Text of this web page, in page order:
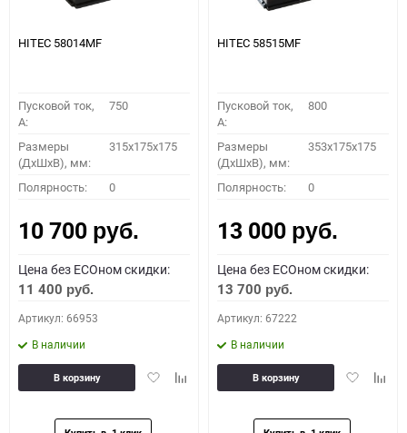
HITEC 58014MF
Пусковой ток,
A:
750
Размеры
(ДхШхВ), мм:
315x175x175
Полярность: 0
10 700 руб.
Цена без ECOном скидки:
11 400 руб.
Артикул: 66953
В наличии
ДобавитьДобавить
В корзину
HITEC 58515MF
Пусковой ток,
A:
800
Размеры
(ДхШхВ), мм:
353x175x175
Полярность: 0
13 000 руб.
Цена без ECOном скидки:
13 700 руб.
Артикул: 67222
В наличии
Добавить
В корзину